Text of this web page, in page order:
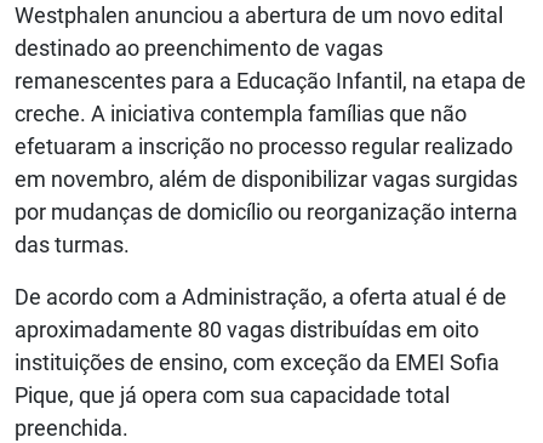
Westphalen anunciou a abertura de um novo edital
destinado ao preenchimento de vagas
remanescentes para a Educação Infantil, na etapa de
creche. A iniciativa contempla famílias que não
efetuaram a inscrição no processo regular realizado
em novembro, além de disponibilizar vagas surgidas
por mudanças de domicílio ou reorganização interna
das turmas.
De acordo com a Administração, a oferta atual é de
aproximadamente 80 vagas distribuídas em oito
instituições de ensino, com exceção da EMEI Sofia
Pique, que já opera com sua capacidade total
preenchida.